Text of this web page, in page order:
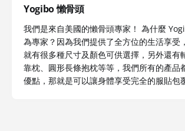
Yogibo 懶骨頭
我們是來自美國的懶骨頭專家！ 為什麼
為專家？因為我們提供了全方位的生活享受
就有很多種尺寸及顏色可供選擇，另外還有
靠枕、圓形長條抱枕等等，我們所有的產品
優點，那就是可以讓身體享受完全的服貼包